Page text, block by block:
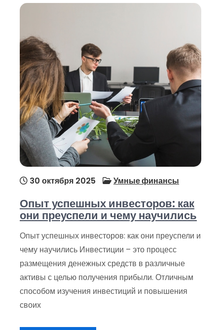
30 октября 2025 Умные финансы
Опыт успешных инвесторов: как
они преуспели и чему научились
Опыт успешных инвесторов: как они преуспели и
чему научились Инвестиции – это процесс
размещения денежных средств в различные
активы с целью получения прибыли. Отличным
способом изучения инвестиций и повышения
своих